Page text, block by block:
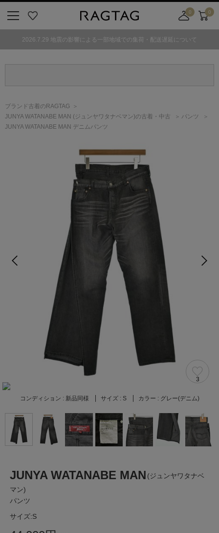
気
0
舗
カ
0
2026.7.29 地震の影響による一部地域での集荷・配送遅延について
ブランド古着のRAGTAG
JUNYA WATANABE MAN (ジュンヤワタナベマン)の古着・中古
パンツ
JUNYA WATANABE MAN デニムパンツ
3
コンディション : 新品同様 サイズ : S カラー : グレー(デニム)
JUNYA WATANABE MAN (ジュンヤワタナベ
マン)
パンツ
サイズ:S